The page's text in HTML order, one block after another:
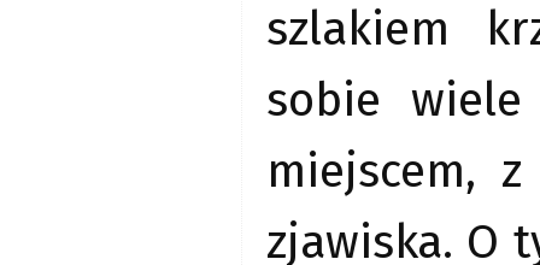
szlakiem
sobie
miejscem,
zjawiska. O